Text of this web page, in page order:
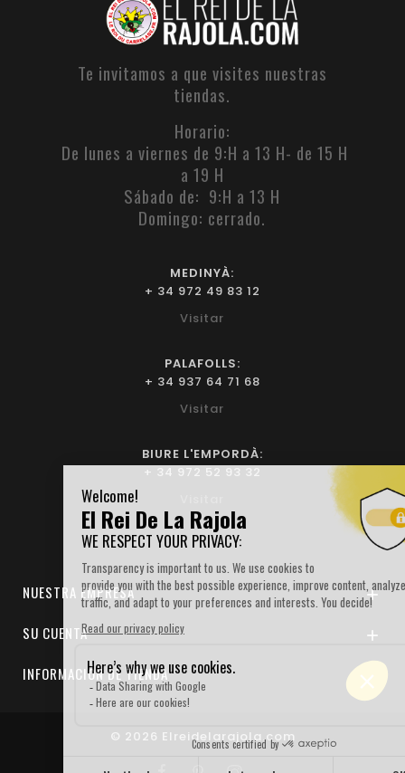
Te invitamos a que visites nuestras
tiendas.
Horario:
De lunes a viernes de 9:H a 13 H- de 15 H
a 19 H
Sábado de: 9:H a 13 H
Domingo: cerrado.
MEDINYÀ:
+ 34 972 49 83 12
Visitar
PALAFOLLS:
+ 34 937 64 71 68
Visitar
BIURE L'EMPORDÀ:
+ 34 972 52 93 32
NUESTRA EMPRESA 
SU CUENTA 
INFORMACIÓN DE TIENDA 
© 2026 Elreidelarajola.com